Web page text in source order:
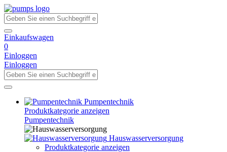
Einkaufswagen
0
Einloggen
Einloggen
Pumpentechnik
Produktkategorie anzeigen
Pumpentechnik
Hauswasserversorgung
Produktkategorie anzeigen